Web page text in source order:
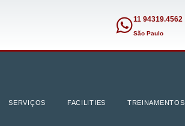
11 94319.4562
São Paulo
SERVIÇOS FACILITIES TREINAMENTOS